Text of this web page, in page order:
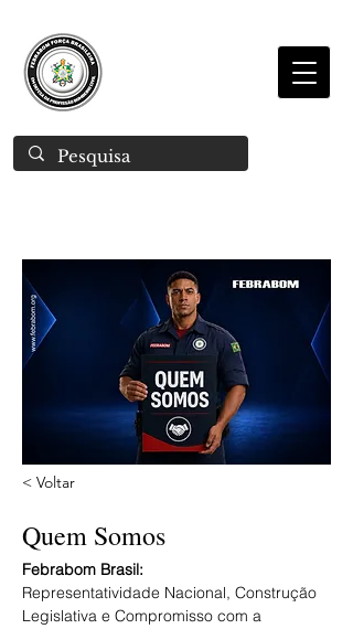
< Voltar
Quem Somos
Febrabom Brasil:
Representatividade Nacional, Construção
Legislativa e Compromisso com a